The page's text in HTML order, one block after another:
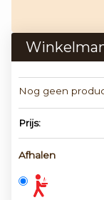
Nog geen
Prijs:
Afhalen